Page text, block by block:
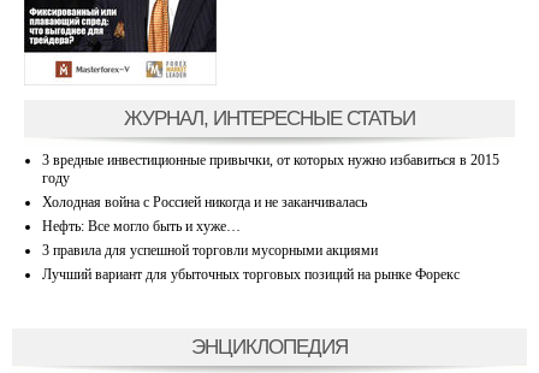
ЖУРНАЛ, ИНТЕРЕСНЫЕ СТАТЬИ
3 вредные инвестиционные привычки, от которых нужно избавиться в 2015
году
Холодная война с Россией никогда и не заканчивалась
Нефть: Все могло быть и хуже…
3 правила для успешной торговли мусорными акциями
Лучший вариант для убыточных торговых позиций на рынке Форекс
ЭНЦИКЛОПЕДИЯ